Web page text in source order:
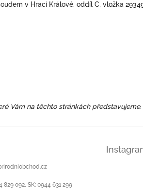
v Hraci Králové, oddíl C, vložka
Vám na těchto stránkách představujeme.
829 092, SK: 0944 631 299